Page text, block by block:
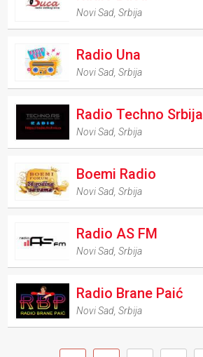
Novi Sad ,Srbija
Radio Una
Novi Sad ,Srbija
Radio Techno Srbija
Novi Sad ,Srbija
Boemi Radio
Novi Sad ,Srbija
Radio AS FM
Novi Sad ,Srbija
Radio Brane Paić
Novi Sad ,Srbija